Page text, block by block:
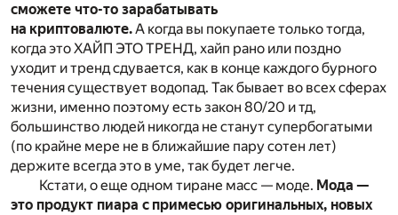
сможете что-то зарабатывать
на криптовалюте.А когда вы покупаете только тогда,
когда это ХАЙП ЭТО ТРЕНД, хайп рано или поздно
уходит и тренд сдувается, как в конце каждого бурного
течения существует водопад. Так бывает во всех сферах
жизни, именно поэтому есть закон 80/20 и тд,
большинство людей никогда не станут супербогатыми
(по крайне мере не в ближайшие пару сотен лет)
держите всегда это в уме, так будет легче.
Кстати, о еще одном тиране масс — моде. Мода —
это продукт пиара с примесью оригинальных, новых